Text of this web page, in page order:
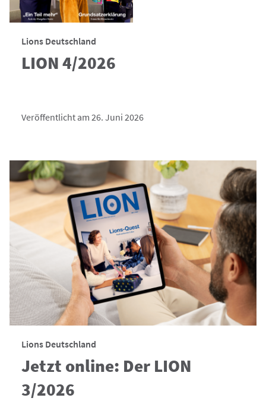
Lions Deutschland
LION 4/2026
Veröffentlicht am 26. Juni 2026
Lions Deutschland
Jetzt online: Der LION
3/2026